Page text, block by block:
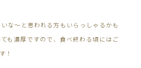
な〜と思われる方もいらっしゃるかも
も濃厚ですので、食べ終わる頃にはご
！